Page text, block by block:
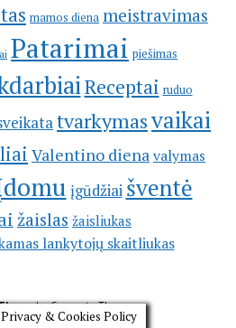
mamos diena meistravimas
Patarimai piešimas
Receptai ruduo
tvarkymasvaikai
Valentino diena valymas
įgūdžiai šventė
žaislas žaisliukas
by Compete Themes.
Privacy & Cookies Policy